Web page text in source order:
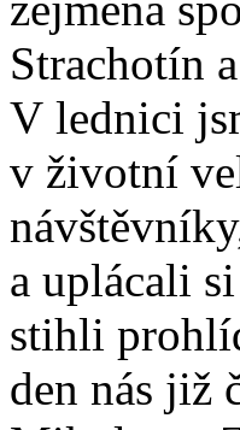
Strachotín
V lednici
v životní
a uplácali
stihli
den nás již